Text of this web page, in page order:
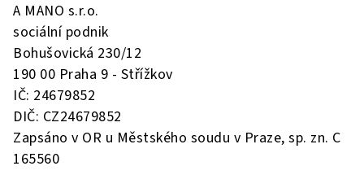
A MANO s.r.o.
sociální podnik
Bohušovická 230/12
190 00 Praha 9 - Střížkov
IČ: 24679852
DIČ: CZ24679852
Zapsáno v OR u Městského soudu v Praze, sp. zn. C
165560